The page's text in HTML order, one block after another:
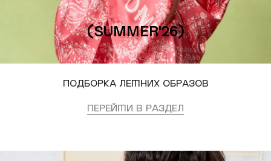
(SUMMER'26)
Подборка летних образов
Перейти в раздел